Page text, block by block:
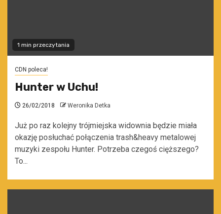
1 min przeczytania
CDN poleca!
Hunter w Uchu!
26/02/2018 Weronika Detka
Już po raz kolejny trójmiejska widownia będzie miała
okazję posłuchać połączenia trash&heavy metalowej
muzyki zespołu Hunter. Potrzeba czegoś cięższego?
To...